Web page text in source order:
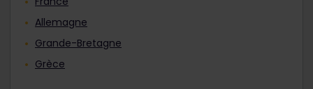
Allemagne
Grande-Bretagne
Grèce